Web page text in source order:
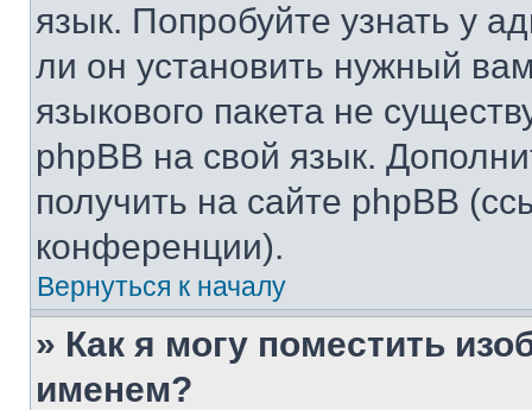
язык. Попробуйте узнать у
ли он установить нужный
языкового пакета не
phpBB на свой язык.
получить на сайте phpBB
конференции).
Вернуться к началу
» Как я могу поместить
именем?